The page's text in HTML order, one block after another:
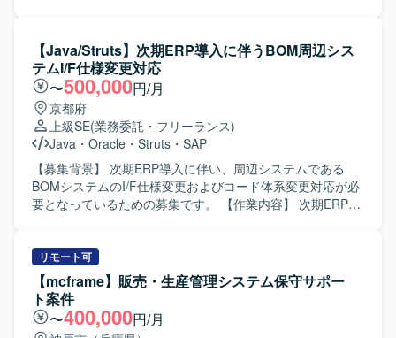
およびReact関連システムの脆弱性対応やバージョンアップ
対応を行っていただきます。AIツール（Claude Codeや
Copilot）を活用しながら、開発・テスト・レビュー工程の
効率化を推進していただきます。また、ユーザーと直接コ
ミュニケーションを取り、要件や仕様の調整を行っていた
だきます。現行メンバーと連携しつつ、品質と生産性を意
識した開発をリードしていただきます。 【求める人物像】
技術的なリードだけでなく、ユーザーとのコミュニケーシ
ョンを通じて要件や仕様を整理し、最適な提案ができる方
を求めています。AIツールの活用など新しい技術にも前向
プロジェクトを推進できる方を歓迎いたします。 【ポジシ
ョンの魅力】 Java＋SpringBootおよびReactを用いたシス
テムに対して、セキュリティ対応やバージョンアップとい
った上流寄りの技術課題に取り組むことができます。AIツ
ールを積極的に活用しながら開発プロセスの改善に携われ
【Java/Struts】次期ERP導入に伴うBOM周辺シス
テムI/F仕様変更対応
〜500,000円/月
京都府
上級SE(業務委託・フリーランス)
Java ・ Oracle ・ Struts ・ SAP
【募集背景】 次期ERP導入に伴い、周辺システムである
BOMシステムのI/F仕様変更およびコード体系変更対応が必
要となっているための募集です。 【作業内容】 次期ERP導
し、既存システムのコード体系変更を含む改修方針の検
討・整理を行います。そのうえで、要件定義から製造、テ
ストまで一連の工程を担当していただきます。 【求める人
物像】 既存資料やソースコードから主体的に調査を行い、
不明点を周囲へ確認しながら進められる方を求めていま
リモート可
【mcframe】販売・生産管理システム保守サポー
ト案件
〜400,000円/月